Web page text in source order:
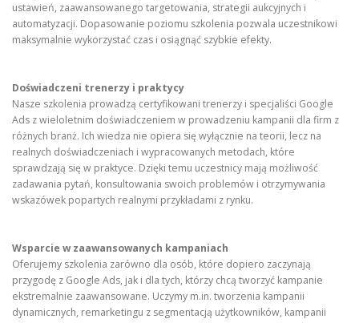
ustawień, zaawansowanego targetowania, strategii aukcyjnych i
automatyzacji. Dopasowanie poziomu szkolenia pozwala uczestnikowi
maksymalnie wykorzystać czas i osiągnąć szybkie efekty.
Doświadczeni trenerzy i praktycy
Nasze szkolenia prowadzą certyfikowani trenerzy i specjaliści Google
Ads z wieloletnim doświadczeniem w prowadzeniu kampanii dla firm z
różnych branż. Ich wiedza nie opiera się wyłącznie na teorii, lecz na
realnych doświadczeniach i wypracowanych metodach, które
sprawdzają się w praktyce. Dzięki temu uczestnicy mają możliwość
zadawania pytań, konsultowania swoich problemów i otrzymywania
wskazówek popartych realnymi przykładami z rynku.
Wsparcie w zaawansowanych kampaniach
Oferujemy szkolenia zarówno dla osób, które dopiero zaczynają
przygodę z Google Ads, jak i dla tych, którzy chcą tworzyć kampanie
ekstremalnie zaawansowane. Uczymy m.in. tworzenia kampanii
dynamicznych, remarketingu z segmentacją użytkowników, kampanii